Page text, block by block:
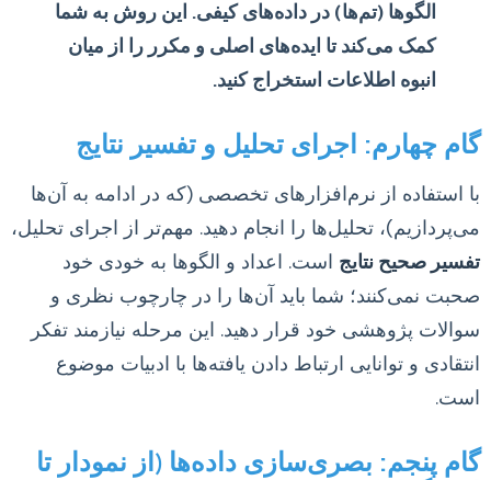
الگوها (تم‌ها) در داده‌های کیفی. این روش به شما
کمک می‌کند تا ایده‌های اصلی و مکرر را از میان
انبوه اطلاعات استخراج کنید.
گام چهارم: اجرای تحلیل و تفسیر نتایج
با استفاده از نرم‌افزارهای تخصصی (که در ادامه به آن‌ها
می‌پردازیم)، تحلیل‌ها را انجام دهید. مهم‌تر از اجرای تحلیل،
تفسیر صحیح نتایج است. اعداد و الگوها به خودی خود
صحبت نمی‌کنند؛ شما باید آن‌ها را در چارچوب نظری و
سوالات پژوهشی خود قرار دهید. این مرحله نیازمند تفکر
انتقادی و توانایی ارتباط دادن یافته‌ها با ادبیات موضوع
است.
گام پنجم: بصری‌سازی داده‌ها (از نمودار تا